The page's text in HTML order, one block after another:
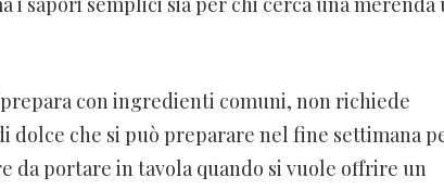
con ingredienti comuni, non richiede
dolce che si può preparare nel fine settimana
da portare in tavola quando si vuole offrire un